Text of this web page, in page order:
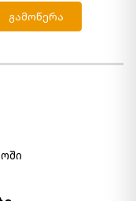
გამოწერა